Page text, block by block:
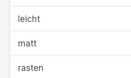
leicht
matt
rasten